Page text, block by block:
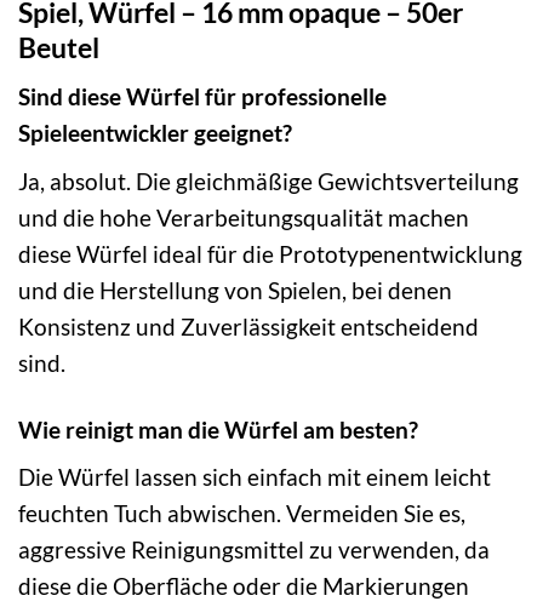
Spiel, Würfel – 16 mm opaque – 50er
Beutel
Sind diese Würfel für professionelle
Spieleentwickler geeignet?
Ja, absolut. Die gleichmäßige Gewichtsverteilung
und die hohe Verarbeitungsqualität machen
diese Würfel ideal für die Prototypenentwicklung
und die Herstellung von Spielen, bei denen
Konsistenz und Zuverlässigkeit entscheidend
sind.
Wie reinigt man die Würfel am besten?
Die Würfel lassen sich einfach mit einem leicht
feuchten Tuch abwischen. Vermeiden Sie es,
aggressive Reinigungsmittel zu verwenden, da
diese die Oberfläche oder die Markierungen